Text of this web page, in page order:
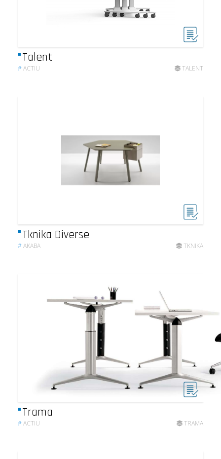
Talent
#ACTIU TALENT
Tknika Diverse
#AKABA TKNIKA
Trama
#ACTIU TRAMA